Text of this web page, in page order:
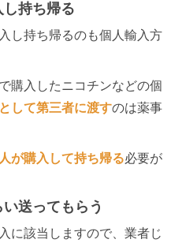
持ち帰る
し持ち帰るのも個人輸入方
購入したニコチンなどの個
して第三者に渡すのは薬事
が購入して持ち帰る必要が
送ってもらう
に該当しますので、業者じ